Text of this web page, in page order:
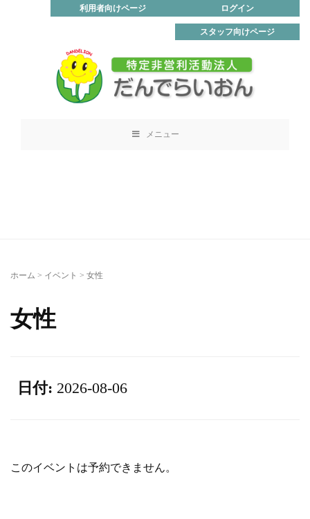
ログイン
利用者向けページ
スタッフ向けページ
メニュー
ホーム > イベント > 女性
女性
日付: 2026-08-06
このイベントは予約できません。